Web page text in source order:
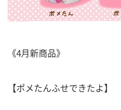
《4月新商品》
【ポメたんふせできたよ】